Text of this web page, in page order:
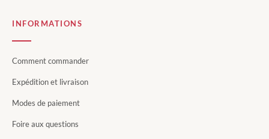
INFORMATIONS
Comment commander
Expédition et livraison
Modes de paiement
Foire aux questions